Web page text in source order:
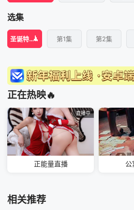
选集
圣诞特别集1 第1集 第2集
正在热映🔥
直播中
正能量直播 公
相关推荐